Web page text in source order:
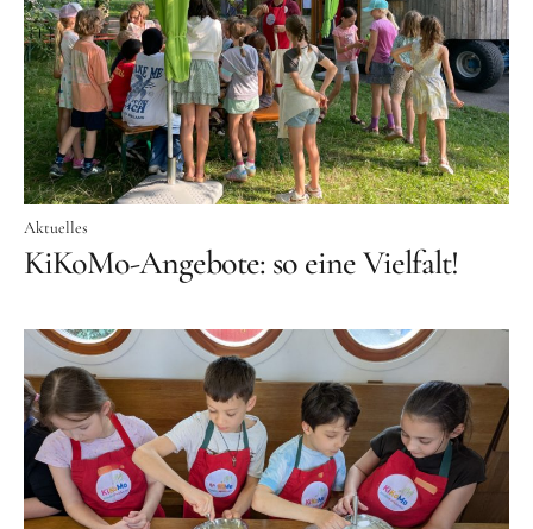
Schenk ein Lächeln, statt ein Geschenk!
Kontakt
Linktree
Newsletter
InstagramYouTube
Cookie-
Richtlinie
(EU)
Aktuelles
KiKoMo-Angebote: so eine Vielfalt!